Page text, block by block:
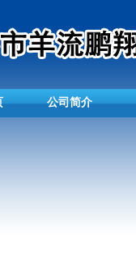
公司简介